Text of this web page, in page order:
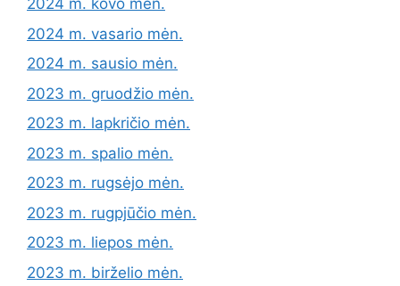
2024 m. kovo mėn.
2024 m. vasario mėn.
2024 m. sausio mėn.
2023 m. gruodžio mėn.
2023 m. lapkričio mėn.
2023 m. spalio mėn.
2023 m. rugsėjo mėn.
2023 m. rugpjūčio mėn.
2023 m. liepos mėn.
2023 m. birželio mėn.